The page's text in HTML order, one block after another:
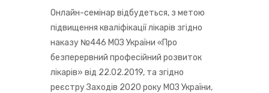
Онлайн-семінар відбудеться, з метою
підвищення кваліфікації лікарів згідно
наказу №446 МОЗ України «Про
безперервний професійний розвиток
лікарів» від 22.02.2019, та згідно
реєстру Заходів 2020 року МОЗ України,